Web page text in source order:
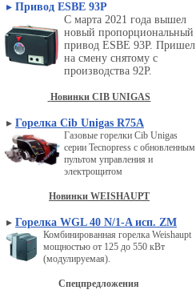
▸ Привод ESBE 93P
С марта 2021 года вышел
новый пропорциональный
привод ESBE 93P. Пришел
на смену снятому с
производства 92P.
Новинки CIB UNIGAS
▸ Горелка Cib Unigas R75A
Газовые горелки Cib Unigas
серии Tecnopress с обновленным
пультом управления и
электрощитом
Новинки WEISHAUPT
▸ Горелка WGL 40 N/1-A исп. ZM
Комбинированная горелка Weishaupt
мощностью от 125 до 550 кВт
(модулируемая).
Спецпредложения